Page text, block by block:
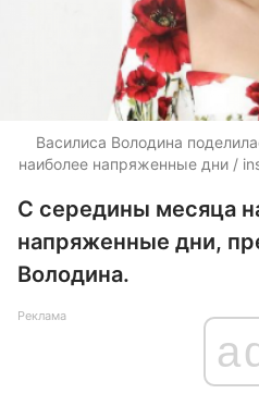
Василиса Володина
наиболее напряженные дни /
С середины месяца
напряженные дни,
Володина.
Реклама